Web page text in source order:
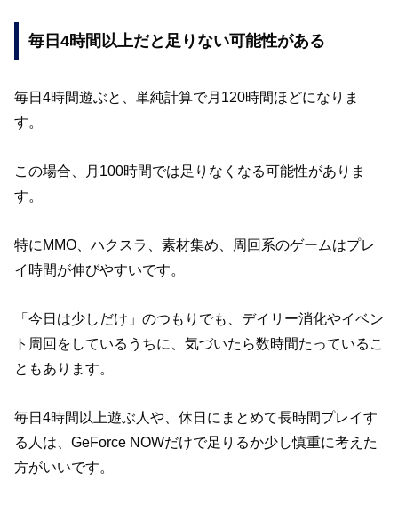
毎日4時間以上だと足りない可能性がある
毎日4時間遊ぶと、単純計算で月120時間ほどになりま
す。
この場合、月100時間では足りなくなる可能性がありま
す。
特にMMO、ハクスラ、素材集め、周回系のゲームはプレ
イ時間が伸びやすいです。
「今日は少しだけ」のつもりでも、デイリー消化やイベン
ト周回をしているうちに、気づいたら数時間たっているこ
ともあります。
毎日4時間以上遊ぶ人や、休日にまとめて長時間プレイす
る人は、GeForce NOWだけで足りるか少し慎重に考えた
方がいいです。